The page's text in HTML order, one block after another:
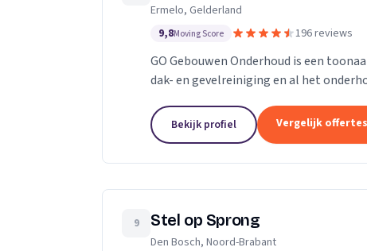
Ermelo, Gelderland
9,8Moving Score 196 reviews
GO Gebouwen Onderhoud is een
dak- en gevelreiniging en al het
Bekijk profiel Vergelijk offertes
9 Stel op Sprong
Den Bosch, Noord-Brabant